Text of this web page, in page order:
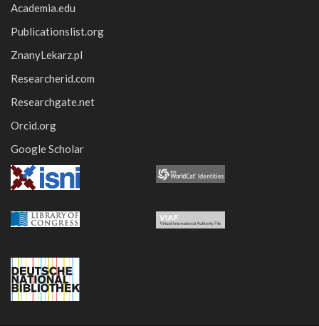
Academia.edu
Publicationslist.org
ZnanyLekarz.pl
Researcherid.com
Researchgate.net
Orcid.org
Google Scholar